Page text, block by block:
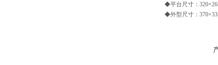
◆平台尺寸：
◆外型尺寸：